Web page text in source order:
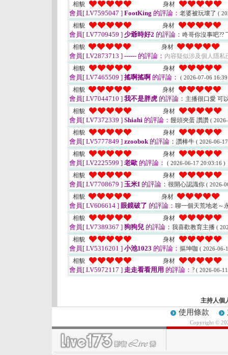
相貌
身材
會員[ LV7595047 ] FootKing 的評論： 老婆被玩壞了 (
相貌 身材
會員[ LV7709459 ] 少爺時好2 的評論： 咚哥你沒事吧??
相貌
身材
會員[ LV2873713 ] ------ 的評論： 內容疑似涉及個人隱
相貌
身材
會員[ LV7465509 ] 搖啊搖啊 的評論： ( 2026-07-06
相貌 身材
會員[ LV7044710 ] 我不是胖虎 的評論： 主播很口愛 可
相貌
身材
會員[ LV7372339 ] Shiahi 的評論： 饅頭夾蛋 讚讚 (
相貌 身材
會員[ LV5777849 ] zzoobok的評論： 讚棒牛 ( 2026-06-
相貌 身材
會員[ LV2225599 ] 老歐 的評論： ( 2026-06-17 20:03:16 )
相貌 身材
會員[ LV7708679 ] 玉米I 的評論： 很開心認識你 ( 2026-
相貌 身材
會員[ LV606614 ] 眼鏡破了 的評論： 聊一個天荒地老～
相貌
身材
會員[ LV7389367 ] 狗狗兒 的評論： 我喜歡教育主播 (
相貌 身材
會員[ LV5316201 ] 小池1023 的評論： 摳坤咖 ( 2026-06-
相貌 身材
會員[ LV5972117 ] 走走看看用用 的評論： ? ( 2026-06-
主持人個
使用條款
Copyright ©